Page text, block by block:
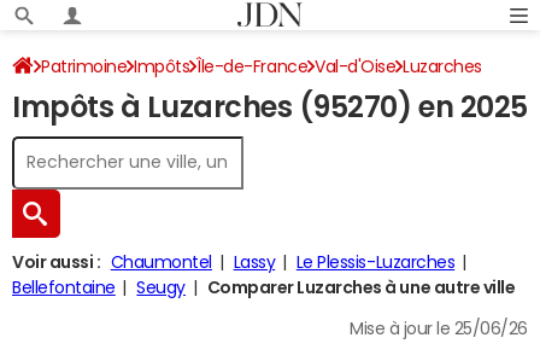
Patrimoine Impôts Île-de-France Val-d'Oise Luzarches
Impôt sur le revenu
Impôts à Luzarches (95270) en 2025
Voir aussi : Chaumontel Lassy
Le Plessis-Luzarches
Bellefontaine
Seugy Comparer Luzarches à une autre ville
Mise à jour le 25/06/26